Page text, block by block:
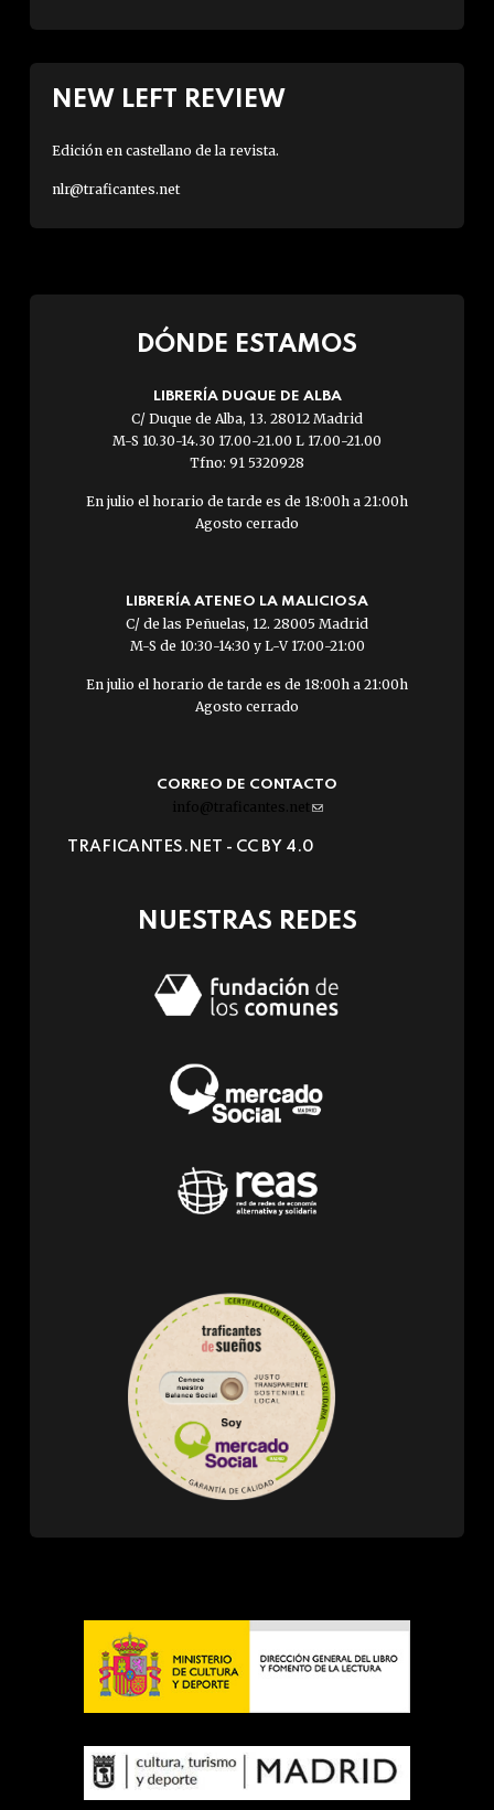
NEW LEFT REVIEW
Edición en castellano de la revista.
nlr@traficantes.net
DÓNDE ESTAMOS
LIBRERÍA DUQUE DE ALBA
C/ Duque de Alba, 13. 28012 Madrid
M-S 10.30-14.30 17.00-21.00 L 17.00-21.00
Tfno: 91 5320928
En julio el horario de tarde es de 18:00h a 21:00h
Agosto cerrado
LIBRERÍA ATENEO LA MALICIOSA
C/ de las Peñuelas, 12. 28005 Madrid
M-S de 10:30-14:30 y L-V 17:00-21:00
En julio el horario de tarde es de 18:00h a 21:00h
Agosto cerrado
CORREO DE CONTACTO
info@traficantes.net (link
e-
TRAFICANTES.NET - CC BY 4.0
NUESTRAS REDES